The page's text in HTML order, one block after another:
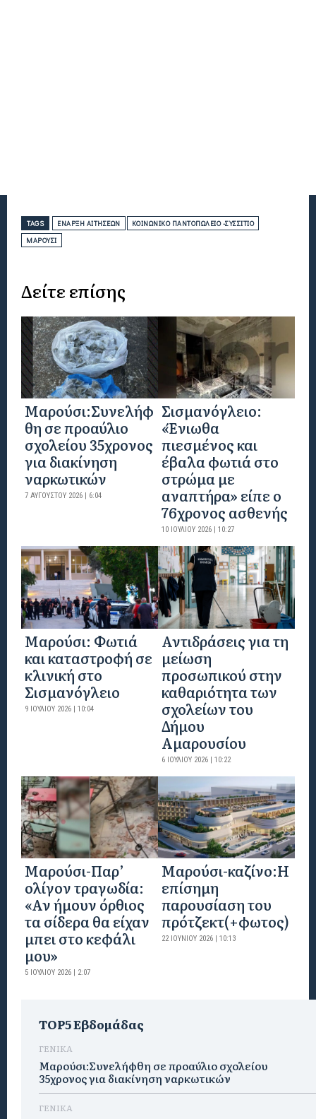
TAGS ΈΝΑΡΞΗ ΑΙΤΉΣΕΩΝ
ΚΟΙΝΩΝΙΚΌ ΠΑΝΤΟΠΩΛΕΊΟ -ΣΥΣΣΊΤΙΟ
ΜΑΡΟΎΣΙ
Δείτε επίσης
Μαρούσι:Συνελήφ
θη σε προαύλιο
σχολείου 35χρονος
για διακίνηση
ναρκωτικών
7 ΑΥΓΟΎΣΤΟΥ 2026 | 6:04
Σισμανόγλειο:
«Ένιωθα
πιεσμένος και
έβαλα φωτιά στο
στρώμα με
αναπτήρα» είπε ο
76χρονος ασθενής
10 ΙΟΥΛΊΟΥ 2026 | 10:27
Μαρούσι: Φωτιά
και καταστροφή σε
κλινική στο
Σισμανόγλειο
9 ΙΟΥΛΊΟΥ 2026 | 10:04
Αντιδράσεις για τη
μείωση
προσωπικού στην
καθαριότητα των
σχολείων του
Δήμου
Αμαρουσίου
6 ΙΟΥΛΊΟΥ 2026 | 10:22
Μαρούσι-Παρ’
ολίγον τραγωδία:
«Αν ήμουν όρθιος
τα σίδερα θα είχαν
μπει στο κεφάλι
μου»
5 ΙΟΥΛΊΟΥ 2026 | 2:07
Mαρούσι-καζίνο:H
επίσημη
παρουσίαση του
πρότζεκτ(+φωτος)
22 ΙΟΥΝΊΟΥ 2026 | 10:13
TOP5 Εβδομάδας
ΓΕΝΙΚΑ
Μαρούσι:Συνελήφθη σε προαύλιο σχολείου
35χρονος για διακίνηση ναρκωτικών
ΓΕΝΙΚΑ